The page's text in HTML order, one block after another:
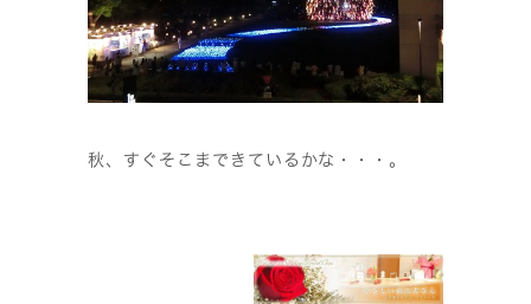
秋、すぐそこまできているかな・・・。